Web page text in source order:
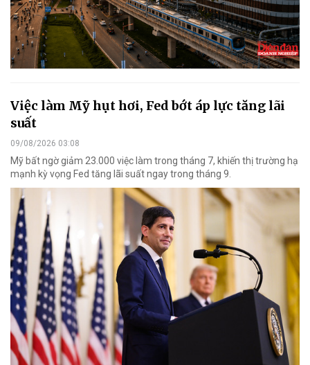
Việc làm Mỹ hụt hơi, Fed bớt áp lực tăng lãi
suất
09/08/2026 03:08
Mỹ bất ngờ giảm 23.000 việc làm trong tháng 7, khiến thị trường hạ
mạnh kỳ vọng Fed tăng lãi suất ngay trong tháng 9.